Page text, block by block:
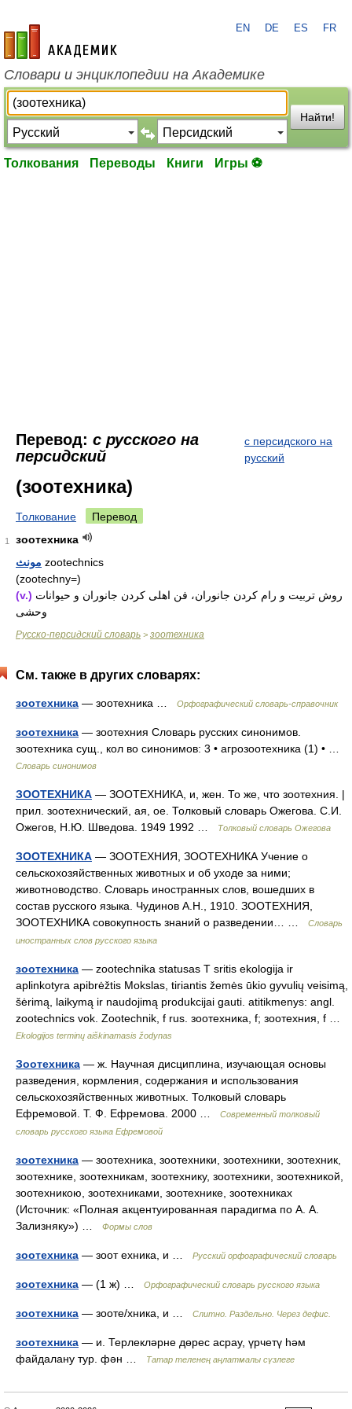
academic.ru
EN DE ES FR
Словари и энциклопедии на Академике
Найти!
Толкования Переводы Книги Игры ⚽
Перевод: с русского на
персидский
с персидского на
русский
(зоотехника)
Толкование Перевод
1
зоотехника
مونث zootechnics
(zootechny=)
(v.)
وحشی
Русско-персидский словарь > зоотехника
См. также в других словарях:
зоотехника — зоотехника … Орфографический словарь-справочник
зоотехника — зоотехния Словарь русских синонимов.
зоотехника сущ., кол во синонимов: 3 • агрозоотехника (1) • …
Словарь синонимов
ЗООТЕХНИКА — ЗООТЕХНИКА, и, жен. То же, что зоотехния. |
прил. зоотехнический, ая, ое. Толковый словарь Ожегова. С.И.
Ожегов, Н.Ю. Шведова. 1949 1992 …
Толковый словарь Ожегова
ЗООТЕХНИКА — ЗООТЕХНИЯ, ЗООТЕХНИКА Учение о
сельскохозяйственных животных и об уходе за ними;
животноводство. Словарь иностранных слов, вошедших в
состав русского языка. Чудинов А.Н., 1910. ЗООТЕХНИЯ,
ЗООТЕХНИКА совокупность знаний о разведении… …
Словарь
иностранных слов русского языка
зоотехника — zootechnika statusas T sritis ekologija ir
aplinkotyra apibrėžtis Mokslas, tiriantis žemės ūkio gyvulių veisimą,
šėrimą, laikymą ir naudojimą produkcijai gauti. atitikmenys: angl.
zootechnics vok. Zootechnik, f rus. зоотехника, f; зоотехния, f …
Ekologijos terminų aiškinamasis žodynas
Зоотехника — ж. Научная дисциплина, изучающая основы
разведения, кормления, содержания и использования
сельскохозяйственных животных. Толковый словарь
Ефремовой. Т. Ф. Ефремова. 2000 …
Современный толковый
словарь русского языка Ефремовой
зоотехника — зоотехника, зоотехники, зоотехники, зоотехник,
зоотехнике, зоотехникам, зоотехнику, зоотехники, зоотехникой,
зоотехникою, зоотехниками, зоотехнике, зоотехниках
(Источник: «Полная акцентуированная парадигма по А. А.
Зализняку») …
Формы слов
зоотехника — зоот ехника, и … Русский орфографический словарь
зоотехника — (1 ж) … Орфографический словарь русского языка
зоотехника — зооте/хника, и … Слитно. Раздельно. Через дефис.
зоотехника — и. Терлекләрне дөрес асрау, үрчетү һәм
файдалану тур. фән …
Татар теленең аңлатмалы сүзлеге